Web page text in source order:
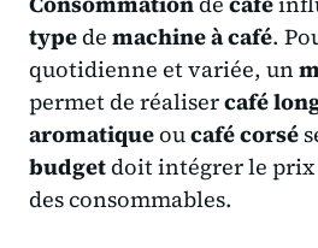
typede machine à café.
quotidienne et variée, un
permet de réalisercafé
aromatiqueoucafé corsé
budgetdoit intégrer le prix
des consommables.